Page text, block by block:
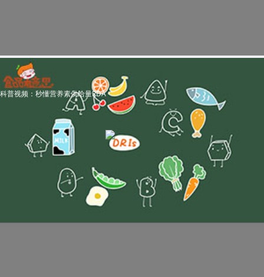
科普视频：秒懂营养素供给量RDA